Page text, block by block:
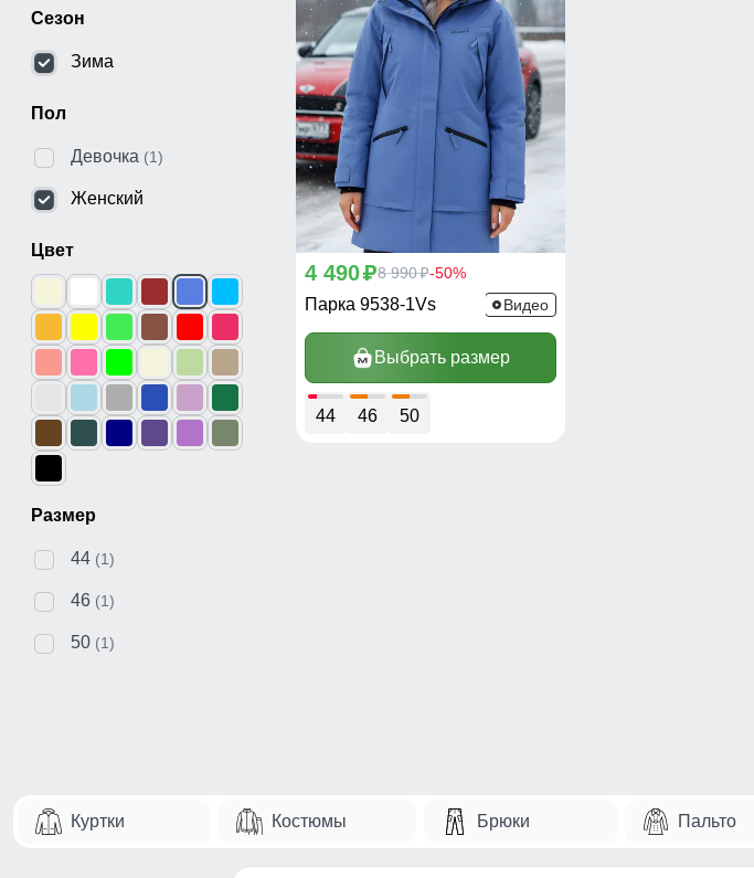
Сезон
Зима
Пол
Девочка (1)
Женский
Цвет
Размер
44 (1)
46 (1)
50 (1)
4 490p8 990p-50%
Парка 9538-1Vs Видео
Выбрать размер
44 46 50
Куртки Костюмы Брюки Пальто